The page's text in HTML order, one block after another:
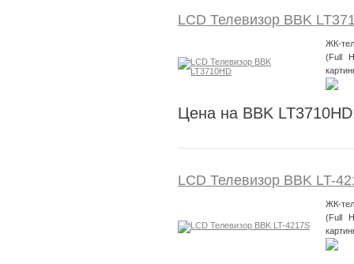
LCD Телевизор BBK
ЖК-
(Full
Цена на BBK
LCD Телевизор BBK LT-
ЖК-
(Full